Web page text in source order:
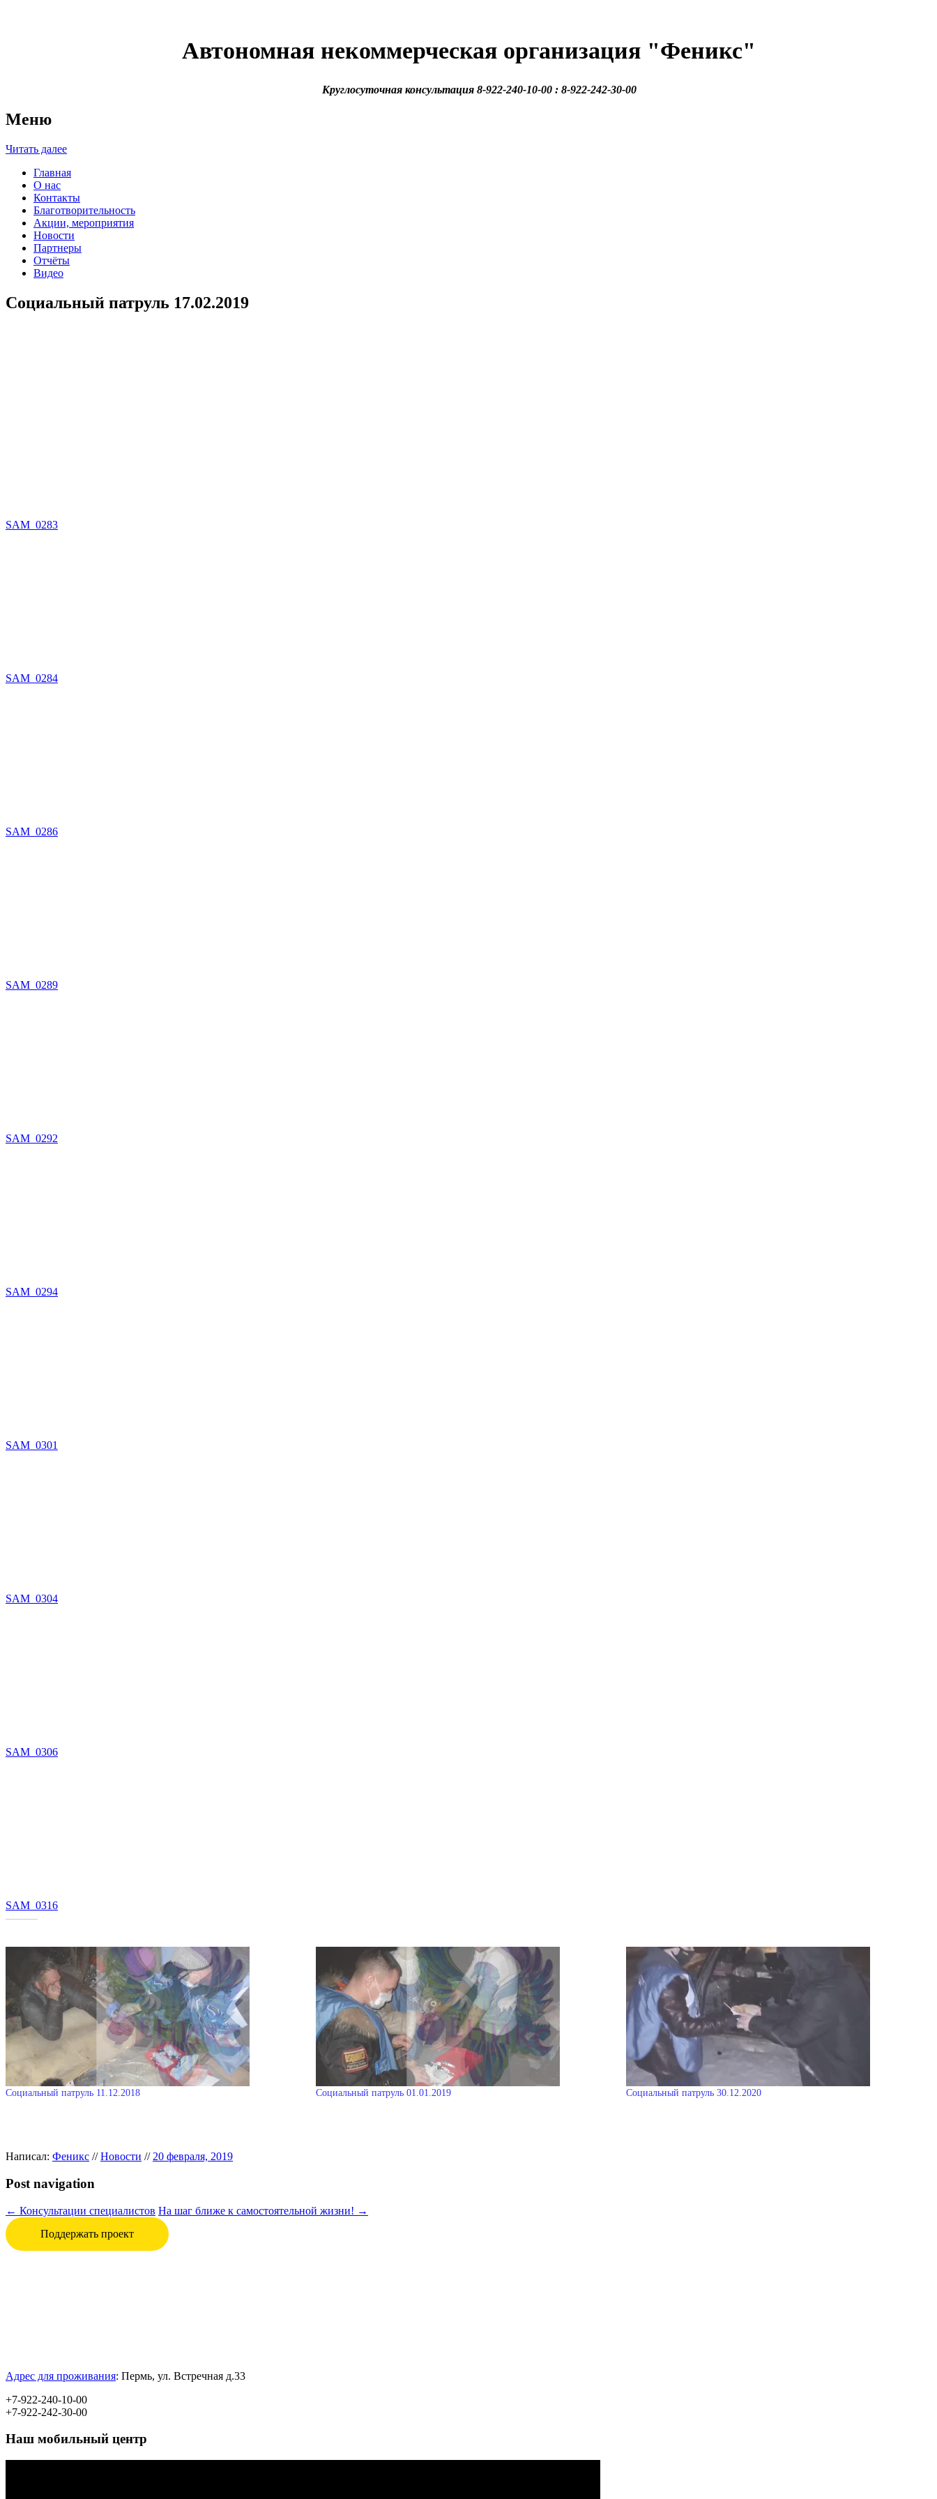
Автономная некоммерческая организация "Феникс"
Круглосуточная консультация 8-922-240-10-00 : 8-922-242-30-00
Меню
Читать далее
Главная
О нас
Контакты
Благотворительность
Акции, мероприятия
Новости
Партнеры
Отчёты
Видео
Социальный патруль 17.02.2019
SAM_0283
SAM_0284
SAM_0286
SAM_0289
SAM_0292
SAM_0294
SAM_0301
SAM_0304
SAM_0306
SAM_0316
Социальный патруль 11.12.2018
Социальный патруль 01.01.2019
Социальный патруль 30.12.2020
Написал: Феникс // Новости // 20 февраля, 2019
Post navigation
← Консультации специалистов На шаг ближе к самостоятельной жизни! →
Поддержать проект
Адрес для проживания: Пермь, ул. Встречная д.33
+7-922-240-10-00
+7-922-242-30-00
Наш мобильный центр